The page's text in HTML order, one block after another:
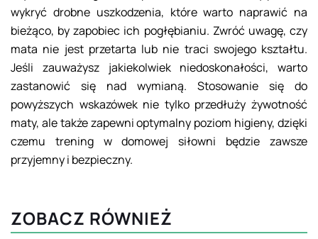
wykryć drobne uszkodzenia, które warto naprawić na
bieżąco, by zapobiec ich pogłębianiu. Zwróć uwagę, czy
mata nie jest przetarta lub nie traci swojego kształtu.
Jeśli zauważysz jakiekolwiek niedoskonałości, warto
zastanowić się nad wymianą. Stosowanie się do
powyższych wskazówek nie tylko przedłuży żywotność
maty, ale także zapewni optymalny poziom higieny, dzięki
czemu trening w domowej siłowni będzie zawsze
przyjemny i bezpieczny.
ZOBACZ RÓWNIEŻ